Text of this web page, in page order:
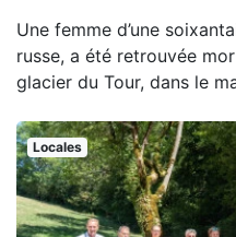
Une femme d’une
russe, a été retrouvée
glacier du Tour, dans le
Locales